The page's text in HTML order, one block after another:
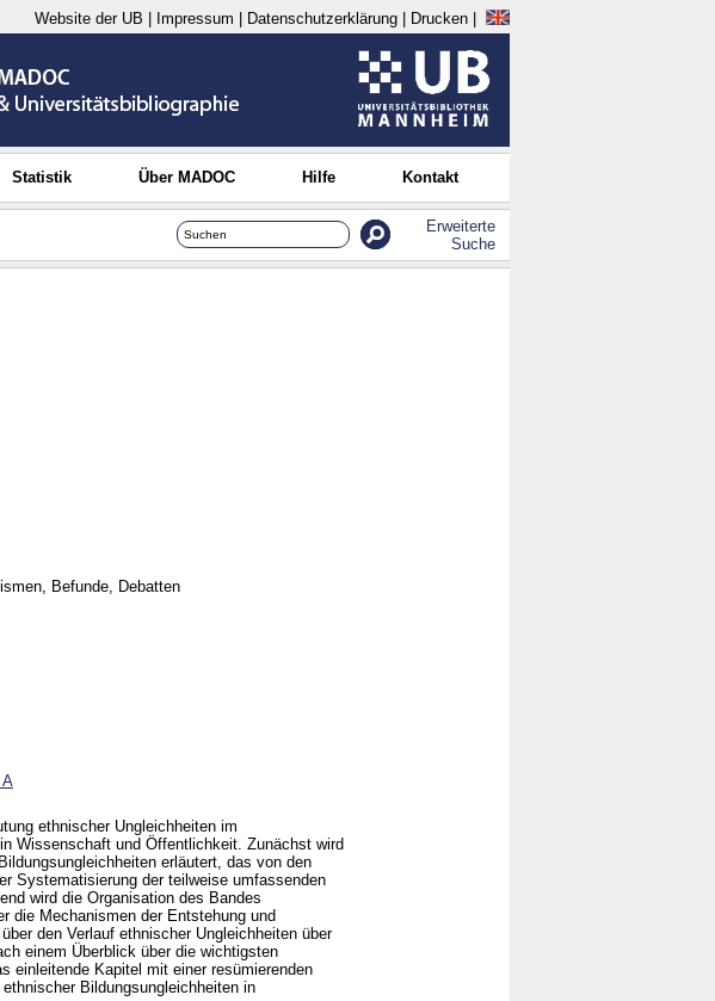
Website der UB Impressum Datenschutzerklärung Drucken
Statistik Über MADOC Hilfe Kontakt
Erweiterte
Suche
Befunde, Debatten
A
ethnischer Ungleichheiten im
Wissenschaft und Öffentlichkeit. Zunächst wird
erläutert, das von den
Systematisierung der teilweise umfassenden
wird die Organisation des Bandes
die Mechanismen der Entstehung und
den Verlauf ethnischer Ungleichheiten über
einem Überblick über die wichtigsten
einleitende Kapitel mit einer resümierenden
Bildungsungleichheiten in